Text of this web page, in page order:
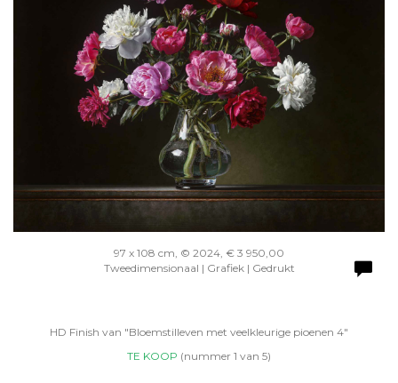
97 x 108 cm, © 2024, € 3 950,00
Tweedimensionaal | Grafiek | Gedrukt
HD Finish van "Bloemstilleven met veelkleurige pioenen 4"
TE KOOP (nummer 1 van 5)